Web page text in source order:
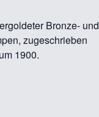
Bronze- und
zugeschrieben
1900.